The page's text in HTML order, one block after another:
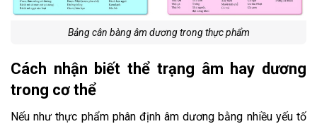
Bảng cân bàng âm dương trong thực phẩm
Cách nhận biết thể trạng âm hay dương
trong cơ thể
Nếu như thực phẩm phân định âm dương bằng nhiều yếu tố